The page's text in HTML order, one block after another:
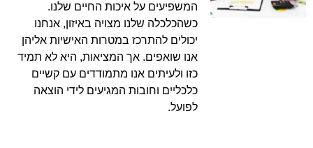
המשפיעים על איכות החיים שלנו.
כשהכלכלה שלנו מצויה באיזון, אנחנו
יכולים להתרכז במטרות האישיות אליהן
אנו שואפים. אך המציאות, היא לא תמיד
כזו ולעיתים אנו מתמודדים עם קשיים
כלכליים וחובות המגיעים לידי הוצאה
לפועל.